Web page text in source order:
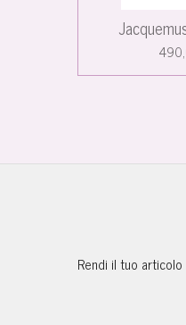
Rendi il tuo articolo